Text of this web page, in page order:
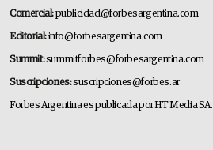
Comercial:publicidad@forbesargentina.com
Editorial:info@forbesargentina.com
Summit:summitforbes@forbesargentina.com
Suscripciones:suscripciones@forbes.ar
Forbes Argentina es publicada por HT Media SA.